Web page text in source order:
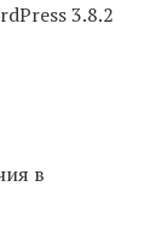
3.8.2
в